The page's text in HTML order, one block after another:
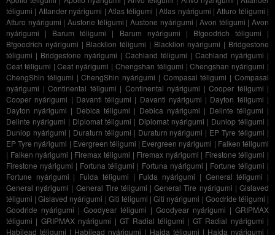
téligumi | Atlander nyárigumi | Atlas téligumi |Atlas nyárigumi |Atturo téligumi |
Atturo nyárigumi |Austone téligumi |Austone nyárigumi |Avon téligumi |Avon
nyárigumi | Barum téligumi | Barum nyárigumi | Bfgoodrich téligumi |
Bfgoodrich nyárigumi | Blacklion téligumi | Blacklion nyárigumi | Bridgestone
téligumi | Bridgestone nyárigumi | Cachland téligumi | Cachland nyárigumi |
Ceat téligumi |Ceat nyárigumi | Chengshan téligumi |Chengshan nyárigumi |
ChengShin téligumi |ChengShin nyárigumi | Compasal téligumi |Compasal
nyárigumi | Continental téligumi | Continental nyárigumi | Cooper téligumi |
Cooper nyárigumi | Davanti téligumi | Davanti nyárigumi | Dayton téligumi |
Dayton nyárigumi | Debica téligumi | Debica nyárigumi | Delinte téligumi |
Delinte nyárigumi | Diplomat téligumi | Diplomat nyárigumi | Dunlop téligumi |
Dunlop nyárigumi | Duraturn téligumi | Duraturn nyárigumi | EP Tyre téligumi |
EP Tyre nyárigumi | Evergreen téligumi | Evergreen nyárigumi | Falken téligumi
| Falken nyárigumi | Firemax téligumi | Firemax nyárigumi | Firestone téligumi |
Firestone nyárigumi | Fortuna téligumi | Fortuna nyárigumi | Fortune téligumi |
Fortune nyárigumi | Fulda téligumi | Fulda nyárigumi | General téligumi |
General nyárigumi | General Tire téligumi |General Tire nyárigumi |Gislaved
téligumi |Gislaved nyárigumi | Giti téligumi |Giti nyárigumi | Goodride téligumi |
Goodride nyárigumi | Goodyear téligumi | Goodyear nyárigumi | GRIPMAX
téligumi | GRIPMAX nyárigumi |GT Radial téligumi | GT Radial nyárigumi |
Habilead téligumi | Habilead nyárigumi | Haida téligumi | Haida nyárigumi |